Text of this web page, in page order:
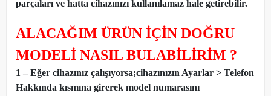
parçaları ve hatta cihazınızı kullanılamaz hale getirebilir.
ALACAĞIM ÜRÜN İÇİN DOĞRU
MODELİ NASIL BULABİLİRİM ?
1 – Eğer cihazınız çalışıyorsa;cihazınızın Ayarlar > Telefon
Hakkında kısmına girerek model numarasını